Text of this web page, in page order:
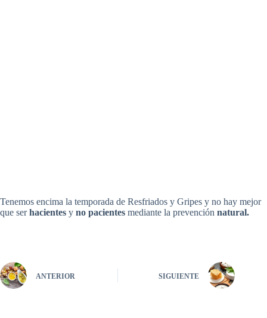
Tenemos encima la temporada de Resfriados y Gripes y no hay mejor
que serhacientes y no pacientes mediante la prevención natural.
ANTERIOR SIGUIENTE